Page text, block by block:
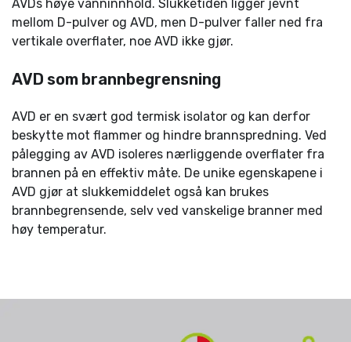
AVDs høye vanninnhold. Slukketiden ligger jevnt
mellom D-pulver og AVD, men D-pulver faller ned fra
vertikale overflater, noe AVD ikke gjør.
AVD som brannbegrensning
AVD er en svært god termisk isolator og kan derfor
beskytte mot flammer og hindre brannspredning. Ved
pålegging av AVD isoleres nærliggende overflater fra
brannen på en effektiv måte. De unike egenskapene i
AVD gjør at slukkemiddelet også kan brukes
brannbegrensende, selv ved vanskelige branner med
høy temperatur.